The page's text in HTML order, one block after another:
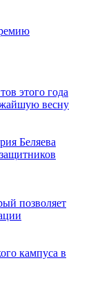
этого года
весну
Беляева
позволяет
кампуса в